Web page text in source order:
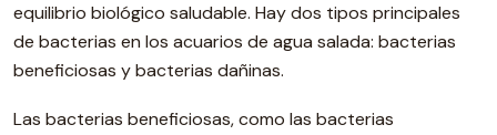
equilibrio biológico saludable. Hay dos tipos principales
de bacterias en los acuarios de agua salada: bacterias
beneficiosas y bacterias dañinas.
Las bacterias beneficiosas, como las bacterias